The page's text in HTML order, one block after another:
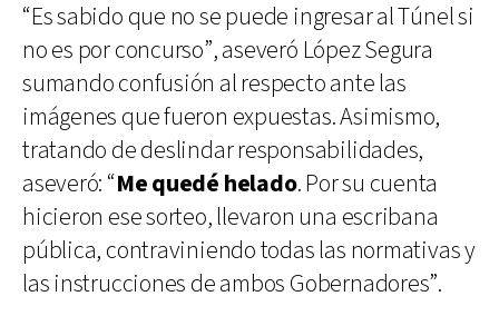
“Es sabido que no se puede ingresar al Túnel si
no es por concurso”, aseveró López Segura
sumando confusión al respecto ante las
imágenes que fueron expuestas. Asimismo,
tratando de deslindar responsabilidades,
aseveró: “Me quedé helado. Por su cuenta
hicieron ese sorteo, llevaron una escribana
pública, contraviniendo todas las normativas y
las instrucciones de ambos Gobernadores”.